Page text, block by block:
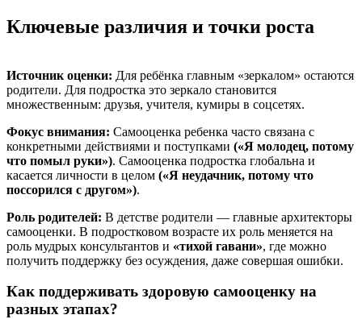
Ключевые различия и точки роста
Источник оценки: Для ребёнка главным «зеркалом» остаются
родители. Для подростка это зеркало становится
множественным: друзья, учителя, кумиры в соцсетях.
Фокус внимания: Самооценка ребенка часто связана с
конкретными действиями и поступками («Я молодец, потому
что помыл руки»). Самооценка подростка глобальна и
касается личности в целом («Я неудачник, потому что
поссорился с другом»).
Роль родителей: В детстве родители — главные архитекторы
самооценки. В подростковом возрасте их роль меняется на
роль мудрых консультантов и «тихой гавани», где можно
получить поддержку без осуждения, даже совершая ошибки.
Как поддерживать здоровую самооценку на
разных этапах?